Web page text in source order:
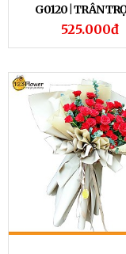
G0120 | TRÂN
525.000đ